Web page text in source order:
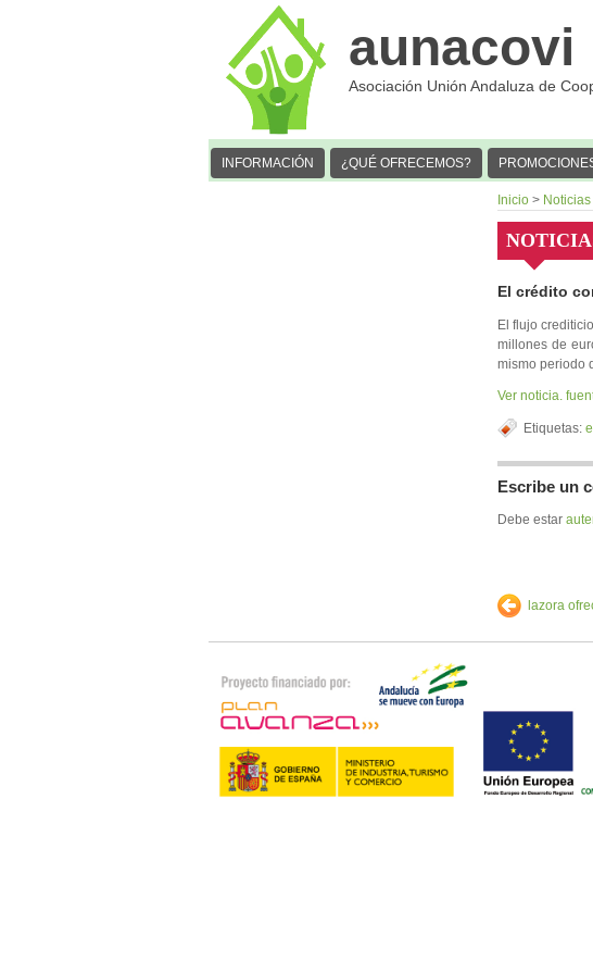
aunacovi
Asociación Unión Andaluza de
INFORMACIÓN ¿QUÉ OFRECEMOS?
Inicio > Noticias
El crédito
El flujo
millones de
mismo periodo
Ver noticia.
Etiquetas:
Escribe un
Debe estar
lazora